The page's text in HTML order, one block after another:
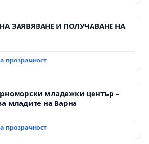
ЗАЯВЯВАНЕ И ПОЛУЧАВАНЕ НА
прозрачност
младежки център –
младите на Варна
прозрачност